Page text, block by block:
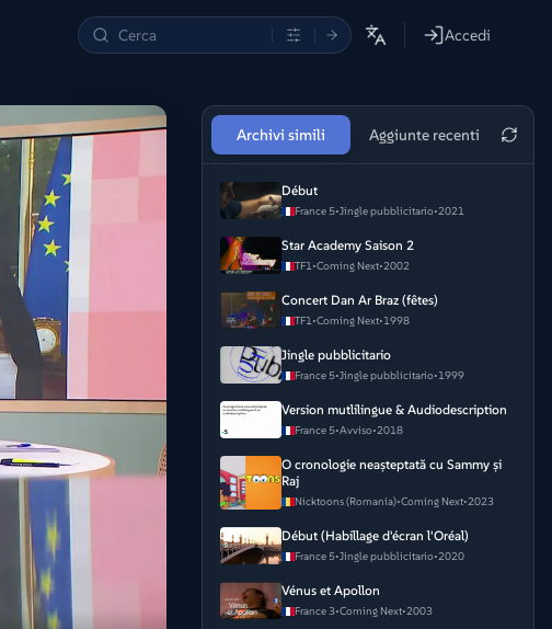
Accedi
Archivi simili Aggiunte recenti
Début
France 5•Jingle pubblicitario•2021
Star Academy Saison 2
TF1•Coming Next•2002
Concert Dan Ar Braz (fêtes)
TF1•Coming Next•1998
Jingle pubblicitario
France 5•Jingle pubblicitario•1999
Version mutlilingue & Audiodescription
France 5•Avviso•2018
O cronologie neașteptată cu Sammy și
Raj
Nicktoons (Romania)•Coming Next•2023
Début (Habillage d'écran l'Oréal)
France 5•Jingle pubblicitario•2020
Vénus et Apollon
France 3•Coming Next•2003